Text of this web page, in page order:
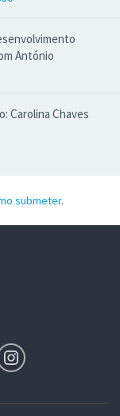
António
Carolina Chaves
submeter.